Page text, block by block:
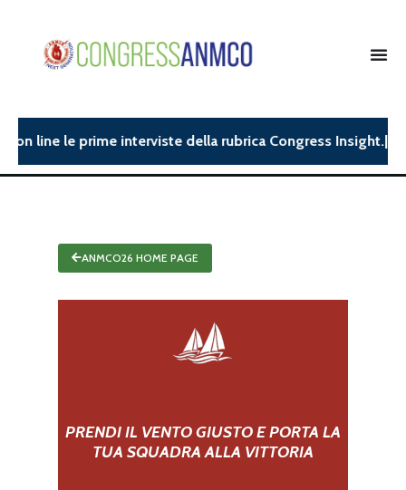
line le prime interviste della rubrica Congress Insight.|
ANMCO26 HOME PAGE
PRENDI IL VENTO GIUSTO E PORTA LA
TUA SQUADRA ALLA VITTORIA